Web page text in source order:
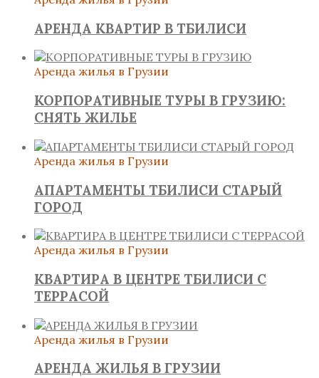
АРЕНДА КВАРТИР В ТБИЛИСИ
Аренда жилья в Грузии
КОРПОРАТИВНЫЕ ТУРЫ В ГРУЗИЮ:
СНЯТЬ ЖИЛЬЕ
Аренда жилья в Грузии
АПАРТАМЕНТЫ ТБИЛИСИ СТАРЫЙ
ГОРОД
Аренда жилья в Грузии
КВАРТИРА В ЦЕНТРЕ ТБИЛИСИ С
ТЕРРАСОЙ
Аренда жилья в Грузии
АРЕНДА ЖИЛЬЯ В ГРУЗИИ